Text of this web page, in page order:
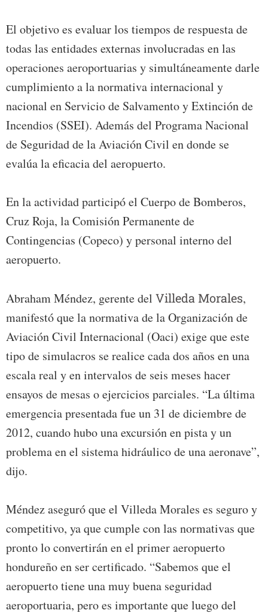
El objetivo es evaluar los tiempos de respuesta de
todas las entidades externas involucradas en las
operaciones aeroportuarias y simultáneamente darle
cumplimiento a la normativa internacional y
nacional en Servicio de Salvamento y Extinción de
Incendios (SSEI). Además del Programa Nacional
de Seguridad de la Aviación Civil en donde se
evalúa la eficacia del aeropuerto.
En la actividad participó el Cuerpo de Bomberos,
Cruz Roja, la Comisión Permanente de
Contingencias (Copeco) y personal interno del
aeropuerto.
Abraham Méndez, gerente del Villeda Morales,
manifestó que la normativa de la Organización de
Aviación Civil Internacional (Oaci) exige que este
tipo de simulacros se realice cada dos años en una
escala real y en intervalos de seis meses hacer
ensayos de mesas o ejercicios parciales. “La última
emergencia presentada fue un 31 de diciembre de
2012, cuando hubo una excursión en pista y un
problema en el sistema hidráulico de una aeronave”,
dijo.
Méndez aseguró que el Villeda Morales es seguro y
competitivo, ya que cumple con las normativas que
pronto lo convertirán en el primer aeropuerto
hondureño en ser certificado. “Sabemos que el
aeropuerto tiene una muy buena seguridad
aeroportuaria, pero es importante que luego del